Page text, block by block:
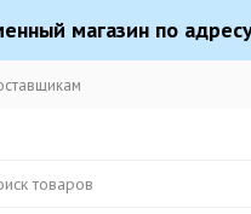
магазин по